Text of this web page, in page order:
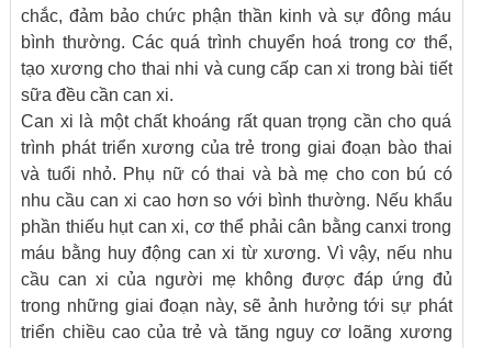
chắc, đảm bảo chức phận thần kinh và sự đông máu
bình thường. Các quá trình chuyển hoá trong cơ thể,
tạo xương cho thai nhi và cung cấp can xi trong bài tiết
sữa đều cần can xi.
Can xi là một chất khoáng rất quan trọng cần cho quá
trình phát triển xương của trẻ trong giai đoạn bào thai
và tuổi nhỏ. Phụ nữ có thai và bà mẹ cho con bú có
nhu cầu can xi cao hơn so với bình thường. Nếu khẩu
phần thiếu hụt can xi, cơ thể phải cân bằng canxi trong
máu bằng huy động can xi từ xương. Vì vậy, nếu nhu
cầu can xi của người mẹ không được đáp ứng đủ
trong những giai đoạn này, sẽ ảnh hưởng tới sự phát
triển chiều cao của trẻ và tăng nguy cơ loãng xương